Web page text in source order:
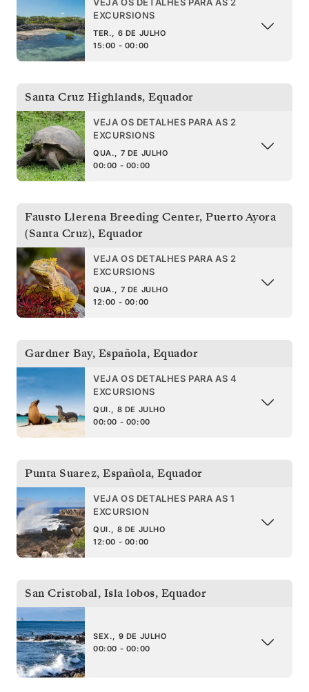
EXCURSIONS
TER., 6 DE JULHO
15:00 - 00:00
Santa Cruz Highlands, Equador
VEJA OS DETALHES PARA AS 2
EXCURSIONS
QUA., 7 DE JULHO
00:00 - 00:00
Fausto Llerena Breeding Center, Puerto Ayora
(Santa Cruz), Equador
VEJA OS DETALHES PARA AS 2
EXCURSIONS
QUA., 7 DE JULHO
12:00 - 00:00
Gardner Bay, Española, Equador
VEJA OS DETALHES PARA AS 4
EXCURSIONS
QUI., 8 DE JULHO
00:00 - 00:00
Punta Suarez, Española, Equador
VEJA OS DETALHES PARA AS 1
EXCURSION
QUI., 8 DE JULHO
12:00 - 00:00
San Cristobal, Isla lobos, Equador
SEX., 9 DE JULHO
00:00 - 00:00